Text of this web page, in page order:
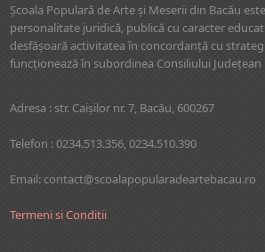
Şcoala Populară de Arte şi Meserii din Bacău
personalitate juridică, publică cu caracter
desfăşoară activitatea în concordanţă cu
funcţionează în subordinea Consiliului Judeţean
Adresa : str. Caişilor nr. 7, Bacău, 600267
Telefon : 0234.513.356, 0234.510.390
Email: contact@scoalapopularadeartebacau.ro
Termeni si Conditii